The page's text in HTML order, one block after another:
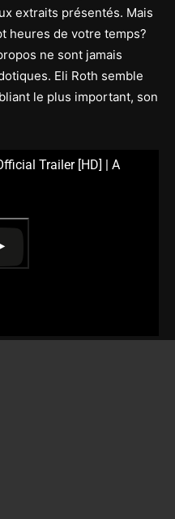
extraits présentés. Mais
heures de votre temps?
ne sont jamais
Eli Roth semble
le plus important, son
Trailer [HD] | A